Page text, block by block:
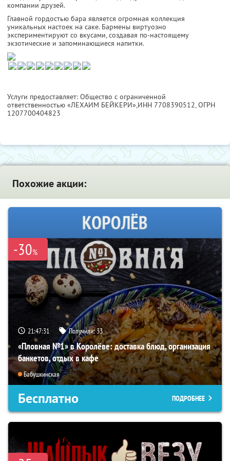
компании друзей.
Главной гордостью бара является огромная коллекция
уникальных настоек на саке. Бармены виртуозно
экспериментируют со вкусами, создавая по-настоящему
экзотические и запоминающиеся напитки.
Услуги предоставляет: Общество с ограниченной
ответственностью «ЛЕХАИМ БЕЙКЕРИ»,ИНН 7708390512, ОГРН
1207700404823
Похожие акции:
-30%
21:47:30 Получили:33
«Пловная №1» в Королёве: доставка блюд, организация
банкетов, отдых в кафе
Бабушкинская
Бесплатно ПОДРОБНЕЕ